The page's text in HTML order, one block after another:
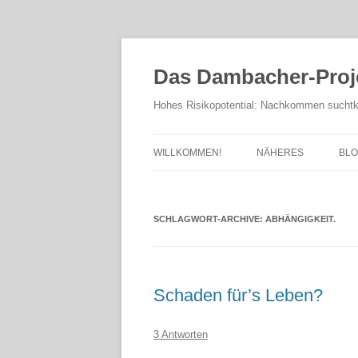
Das Dambacher-
Hohes Risikopotential: Nachkommen
WILLKOMMEN! NÄHERES
DATEN
SCHLAGWORT-ARCHIVE: ABHÄNGIGKEIT.
Schaden für’s Leben?
3 Antworten